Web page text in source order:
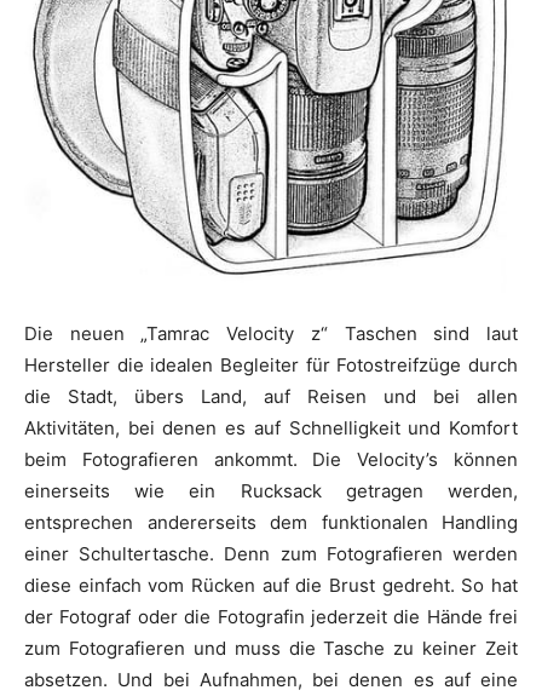
Die neuen „Tamrac Velocity z“ Taschen sind laut
Hersteller die idealen Begleiter für Fotostreifzüge durch
die Stadt, übers Land, auf Reisen und bei allen
Aktivitäten, bei denen es auf Schnelligkeit und Komfort
beim Fotografieren ankommt. Die Velocity’s können
einerseits wie ein Rucksack getragen werden,
entsprechen andererseits dem funktionalen Handling
einer Schultertasche. Denn zum Fotografieren werden
diese einfach vom Rücken auf die Brust gedreht. So hat
der Fotograf oder die Fotografin jederzeit die Hände frei
zum Fotografieren und muss die Tasche zu keiner Zeit
absetzen. Und bei Aufnahmen, bei denen es auf eine